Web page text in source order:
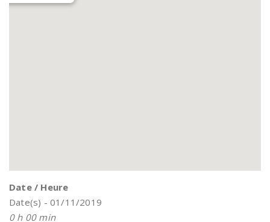
Date / Heure
Date(s) - 01/11/2019
0 h 00 min